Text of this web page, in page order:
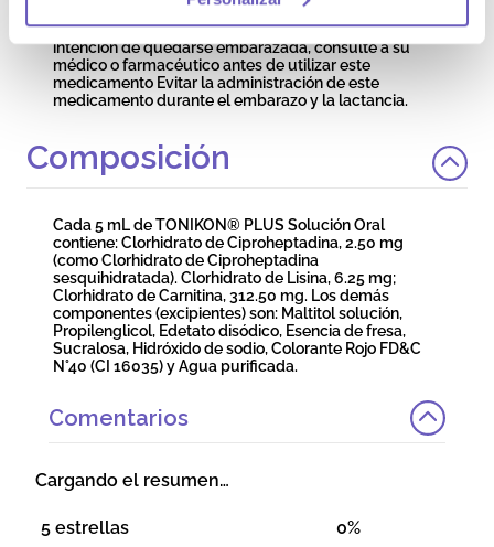
fertilidad: Si está embarazada o en periodo de
lactancia, cree que podría estar embarazada o tiene
intención de quedarse embarazada, consulte a su
médico o farmacéutico antes de utilizar este
medicamento Evitar la administración de este
medicamento durante el embarazo y la lactancia.
Composición
Cada 5 mL de TONIKON® PLUS Solución Oral
contiene: Clorhidrato de Ciproheptadina, 2.50 mg
(como Clorhidrato de Ciproheptadina
sesquihidratada). Clorhidrato de Lisina, 6.25 mg;
Clorhidrato de Carnitina, 312.50 mg. Los demás
componentes (excipientes) son: Maltitol solución,
Propilenglicol, Edetato disódico, Esencia de fresa,
Sucralosa, Hidróxido de sodio, Colorante Rojo FD&C
N°40 (CI 16035) y Agua purificada.
Comentarios
Cargando el resumen…
5 estrellas
0%